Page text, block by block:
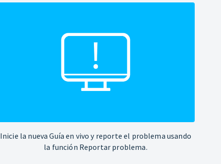
Inicie la nueva Guía en vivo y reporte el problema usando
la función Reportar problema.